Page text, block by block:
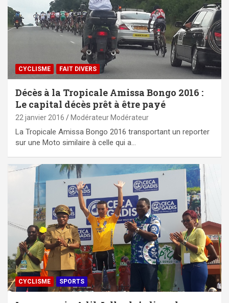
CYCLISME FAIT DIVERS
Décès à la Tropicale Amissa Bongo 2016 :
Le capital décès prêt à être payé
22 janvier 2016 Modérateur Modérateur
La Tropicale Amissa Bongo 2016 transportant un reporter
sur une Moto similaire à celle qui a…
CYCLISME SPORTS